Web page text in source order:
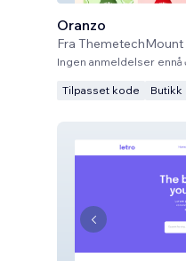
Oranzo
Fra ThemetechMount
Ingen anmeldelser ennå
Tilpasset kode Butikk